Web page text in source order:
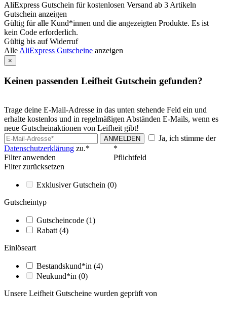
AliExpress Gutschein für kostenlosen Versand ab 3 Artikeln
Gutschein anzeigen
Gültig für alle Kund*innen und die angezeigten Produkte. Es ist
kein Code erforderlich.
Gültig bis auf Widerruf
AlleAliExpress Gutscheine anzeigen
×
Keinen passenden Leifheit Gutschein gefunden?
Trage deine E-Mail-Adresse in das unten stehende Feld ein und
erhalte kostenlos und in regelmäßigen Abständen E-Mails, wenn es
neue Gutscheinaktionen von Leifheit gibt!
ANMELDEN
Ja, ich stimme der
Datenschutzerklärung zu.*
*
Pflichtfeld
Filter anwenden
Filter zurücksetzen
Exklusiver Gutschein (0)
Gutscheintyp
Gutscheincode (1)
Rabatt (4)
Einlöseart
Bestandskund*in (4)
Neukund*in (0)
Unsere Leifheit Gutscheine wurden geprüft von